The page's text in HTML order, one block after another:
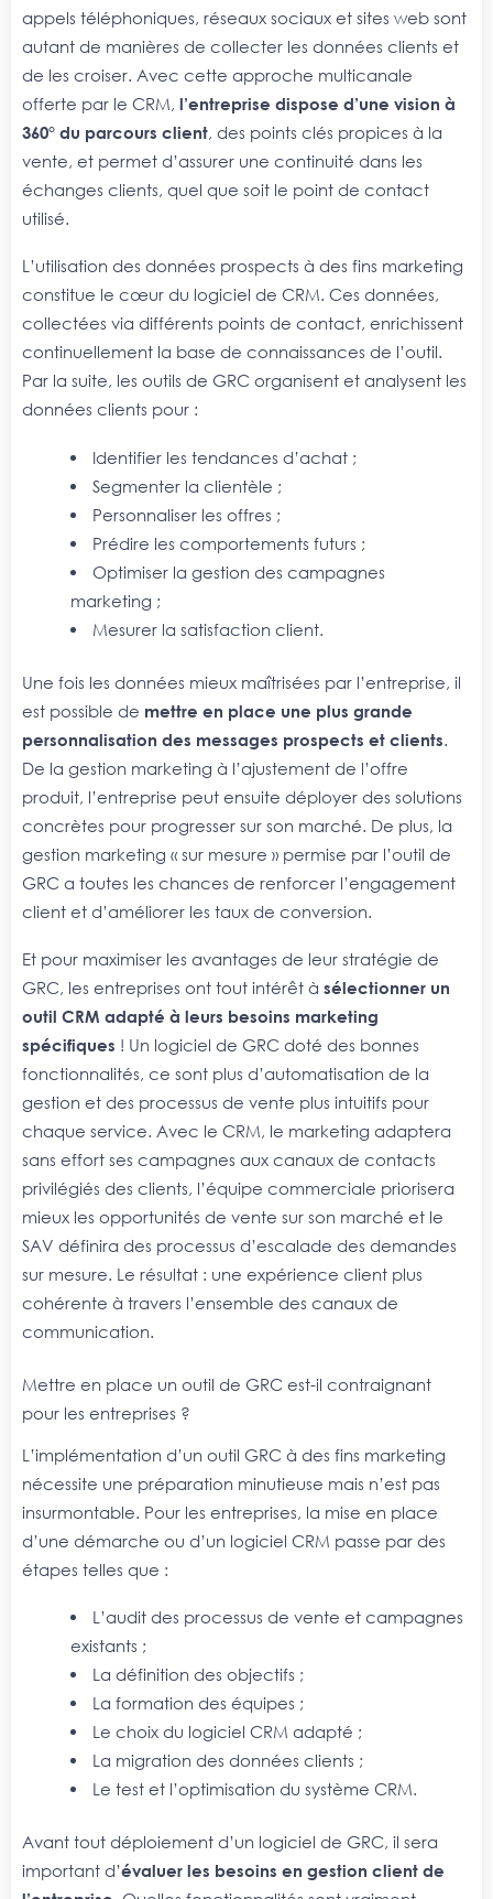
appels téléphoniques, réseaux sociaux et sites web sont
autant de manières de collecter les données clients et
de les croiser. Avec cette approche multicanale
offerte par le CRM, l’entreprise dispose d’une vision à
360° du parcours client, des points clés propices à la
vente, et permet d’assurer une continuité dans les
échanges clients, quel que soit le point de contact
utilisé.
L’utilisation des données prospects à des fins marketing
constitue le cœur du logiciel de CRM. Ces données,
collectées via différents points de contact, enrichissent
continuellement la base de connaissances de l’outil.
Par la suite, les outils de GRC organisent et analysent les
données clients pour :
Identifier les tendances d’achat ;
Segmenter la clientèle ;
Personnaliser les offres ;
Prédire les comportements futurs ;
Optimiser la gestion des campagnes
marketing ;
Mesurer la satisfaction client.
Une fois les données mieux maîtrisées par l’entreprise, il
est possible de mettre en place une plus grande
personnalisation des messages prospects et clients.
De la gestion marketing à l’ajustement de l’offre
produit, l’entreprise peut ensuite déployer des solutions
concrètes pour progresser sur son marché. De plus, la
gestion marketing « sur mesure » permise par l’outil de
GRC a toutes les chances de renforcer l’engagement
client et d’améliorer les taux de conversion.
Et pour maximiser les avantages de leur stratégie de
GRC, les entreprises ont tout intérêt à sélectionner un
outil CRM adapté à leurs besoins marketing
spécifiques ! Un logiciel de GRC doté des bonnes
fonctionnalités, ce sont plus d’automatisation de la
gestion et des processus de vente plus intuitifs pour
chaque service. Avec le CRM, le marketing adaptera
sans effort ses campagnes aux canaux de contacts
privilégiés des clients, l’équipe commerciale priorisera
mieux les opportunités de vente sur son marché et le
SAV définira des processus d’escalade des demandes
sur mesure. Le résultat : une expérience client plus
cohérente à travers l’ensemble des canaux de
communication.
Mettre en place un outil de GRC est-il contraignant
pour les entreprises ?
L’implémentation d’un outil GRC à des fins marketing
nécessite une préparation minutieuse mais n’est pas
insurmontable. Pour les entreprises, la mise en place
d’une démarche ou d’un logiciel CRM passe par des
étapes telles que :
L’audit des processus de vente et campagnes
existants ;
La définition des objectifs ;
La formation des équipes ;
Le choix du logiciel CRM adapté ;
La migration des données clients ;
Le test et l’optimisation du système CRM.
Avant tout déploiement d’un logiciel de GRC, il sera
important d’évaluer les besoins en gestion client de